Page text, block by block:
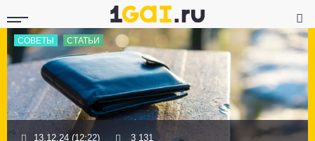
СОВЕТЫ СТАТЬИ
13.12.24 (12:22) 3 131